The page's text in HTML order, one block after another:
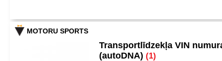
MOTORU SPORTS
Transportlīdzekļa VIN
(autoDNA) (1)